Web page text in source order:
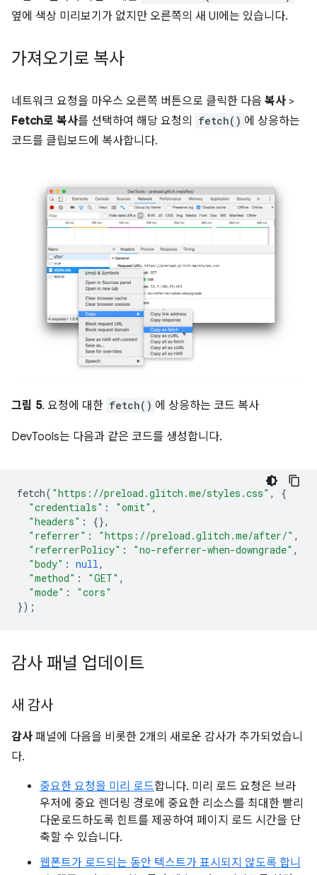
옆에 색상 미리보기가 없지만 오른쪽의 새 UI에는 있습니다.
가져오기로 복사
네트워크 요청을 마우스 오른쪽 버튼으로 클릭한 다음 복사 >
Fetch로 복사를 선택하여 해당 요청의 fetch() 에 상응하는
코드를 클립보드에 복사합니다.
그림 5. 요청에 대한 fetch() 에 상응하는 코드 복사
DevTools는 다음과 같은 코드를 생성합니다.
fetch( "https://preload.glitch.me/styles.css" ,
{
"credentials" : "omit" ,
"headers" :
{},
"referrer" : "https://preload.glitch.me/after/" ,
"referrerPolicy" : "no-referrer-when-downgrade" ,
"body" : null,
"method" : "GET" ,
"mode" :
"cors"
});
감사 패널 업데이트
새 감사
감사 패널에 다음을 비롯한 2개의 새로운 감사가 추가되었습니
다.
중요한 요청을 미리 로드합니다. 미리 로드 요청은 브라
우저에 중요 렌더링 경로에 중요한 리소스를 최대한 빨리
다운로드하도록 힌트를 제공하여 페이지 로드 시간을 단
축할 수 있습니다.
웹폰트가 로드되는 동안 텍스트가 표시되지 않도록 합니